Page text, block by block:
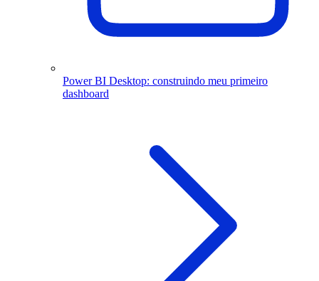
Power BI Desktop: construindo meu primeiro
dashboard